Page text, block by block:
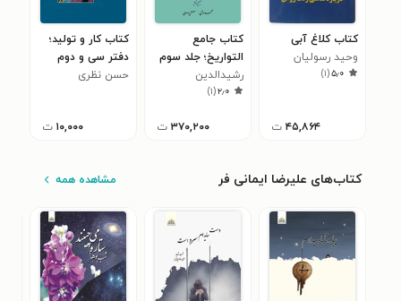
کتاب کلاغ آبی
وحید رسولیان
۵٫۰(۱)
۴۵,۸۶۴ ت
کتاب جامع
التواریخ؛ جلد سوم
رشیدالدین
فضل‌الله‌همدانی
۲٫۰(۱)
۳۷۰,۲۰۰ ت
کتاب کار و تولید؛
دفتر سی و دوم
حسن نظری
۱۰,۰۰۰ ت
کتاب‌های علیرضا ایمانی فر مشاهده همه